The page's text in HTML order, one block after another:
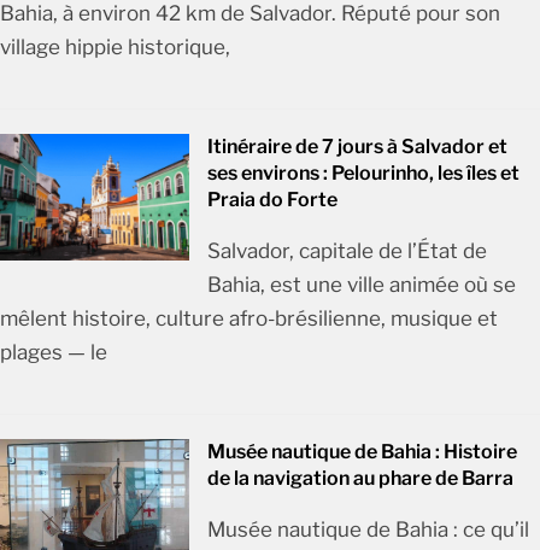
Bahia, à environ 42 km de Salvador. Réputé pour son
village hippie historique,
Itinéraire de 7 jours à Salvador et
ses environs : Pelourinho, les îles et
Praia do Forte
Salvador, capitale de l’État de
Bahia, est une ville animée où se
mêlent histoire, culture afro-brésilienne, musique et
plages — le
Musée nautique de Bahia : Histoire
de la navigation au phare de Barra
Musée nautique de Bahia : ce qu’il